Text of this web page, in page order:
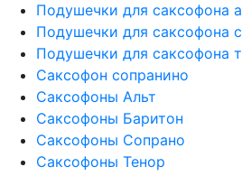
Подушечки для саксофона
Подушечки для саксофона
Подушечки для саксофона
Саксофон сопранино
Саксофоны Альт
Саксофоны Баритон
Саксофоны Сопрано
Саксофоны Тенор